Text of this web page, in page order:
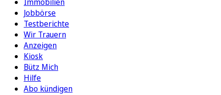
Jobbörse
Testberichte
Wir Trauern
Anzeigen
Kiosk
Bütz Mich
Hilfe
Abo kündigen